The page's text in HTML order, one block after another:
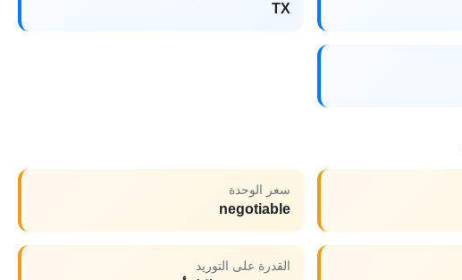
TX
سعر الوحدة
negotiable
القدرة على التوريد